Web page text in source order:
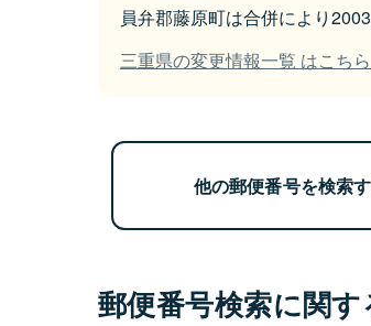
員弁郡藤原町は合併により
三重県の変更情報一覧 はこちら
他の郵便番号を検索
郵便番号検索に関す